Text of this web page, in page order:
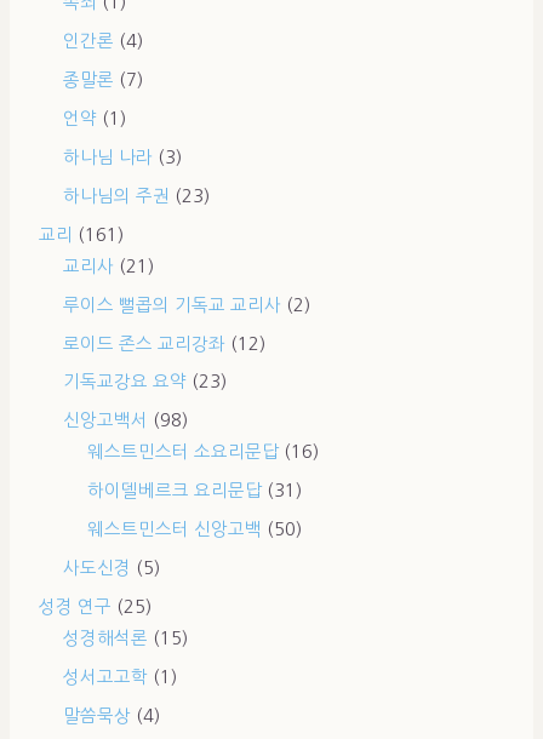
인간론 (4)
종말론 (7)
언약 (1)
하나님 나라 (3)
하나님의 주권 (23)
교리
(161)
교리사 (21)
루이스 뻘콥의 기독교 교리사 (2)
로이드 존스 교리강좌 (12)
기독교강요 요약 (23)
신앙고백서
(98)
웨스트민스터 소요리문답(16)
하이델베르크 요리문답(31)
웨스트민스터 신앙고백 (50)
사도신경 (5)
성경 연구 (25)
성경해석론 (15)
성서고고학 (1)
말씀묵상 (4)